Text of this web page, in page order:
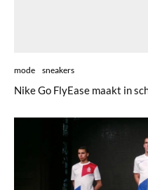
mode sneakers
Nike Go FlyEase maakt in